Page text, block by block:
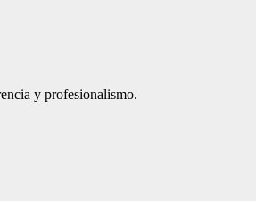
y profesionalismo.